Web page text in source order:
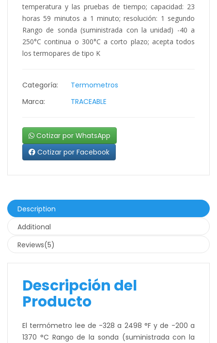
temperatura y las pruebas de tiempo; capacidad: 23
horas 59 minutos a 1 minuto; resolución: 1 segundo
Rango de sonda (suministrada con la unidad) -40 a
250°C continua o 300°C a corto plazo; acepta todos
los termopares de tipo K
Categoría:
Termometros
Marca:
TRACEABLE
Cotizar por WhatsApp
Cotizar por Facebook
Description
Additional
Reviews(5)
Descripción del
Producto
El termómetro lee de -328 a 2498 °F y de -200 a
1370 °C Rango de la sonda (suministrada con la